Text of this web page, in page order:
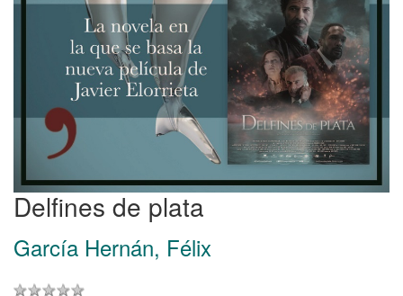
Delfines de plata
García Hernán, Félix